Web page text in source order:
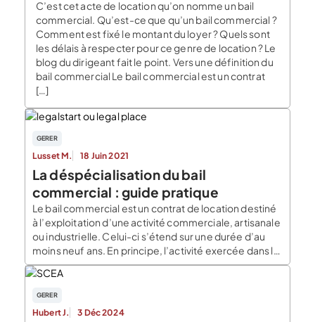
C’est cet acte de location qu’on nomme un bail
commercial. Qu’est-ce que qu’un bail commercial ?
Comment est fixé le montant du loyer ? Quels sont
les délais à respecter pour ce genre de location ? Le
blog du dirigeant fait le point. Vers une définition du
bail commercial Le bail commercial est un contrat
[…]
GERER
Lusset M. 18 Juin 2021
La déspécialisation du bail
commercial : guide pratique
Le bail commercial est un contrat de location destiné
à l’exploitation d’une activité commerciale, artisanale
ou industrielle. Celui-ci s’étend sur une durée d’au
moins neuf ans. En principe, l’activité exercée dans le
local est généralement précisée par une clause au
sein de ce même contrat. Un chef d’entreprise qui
voudrait diversifier son activité ou la […]
GERER
Hubert J. 3 Déc 2024